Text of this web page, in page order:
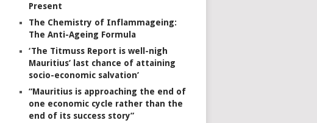
Present
The Chemistry of Inflammageing:
The Anti-Ageing Formula
‘The Titmuss Report is well-nigh
Mauritius’ last chance of attaining
socio-economic salvation’
“Mauritius is approaching the end of
one economic cycle rather than the
end of its success story”